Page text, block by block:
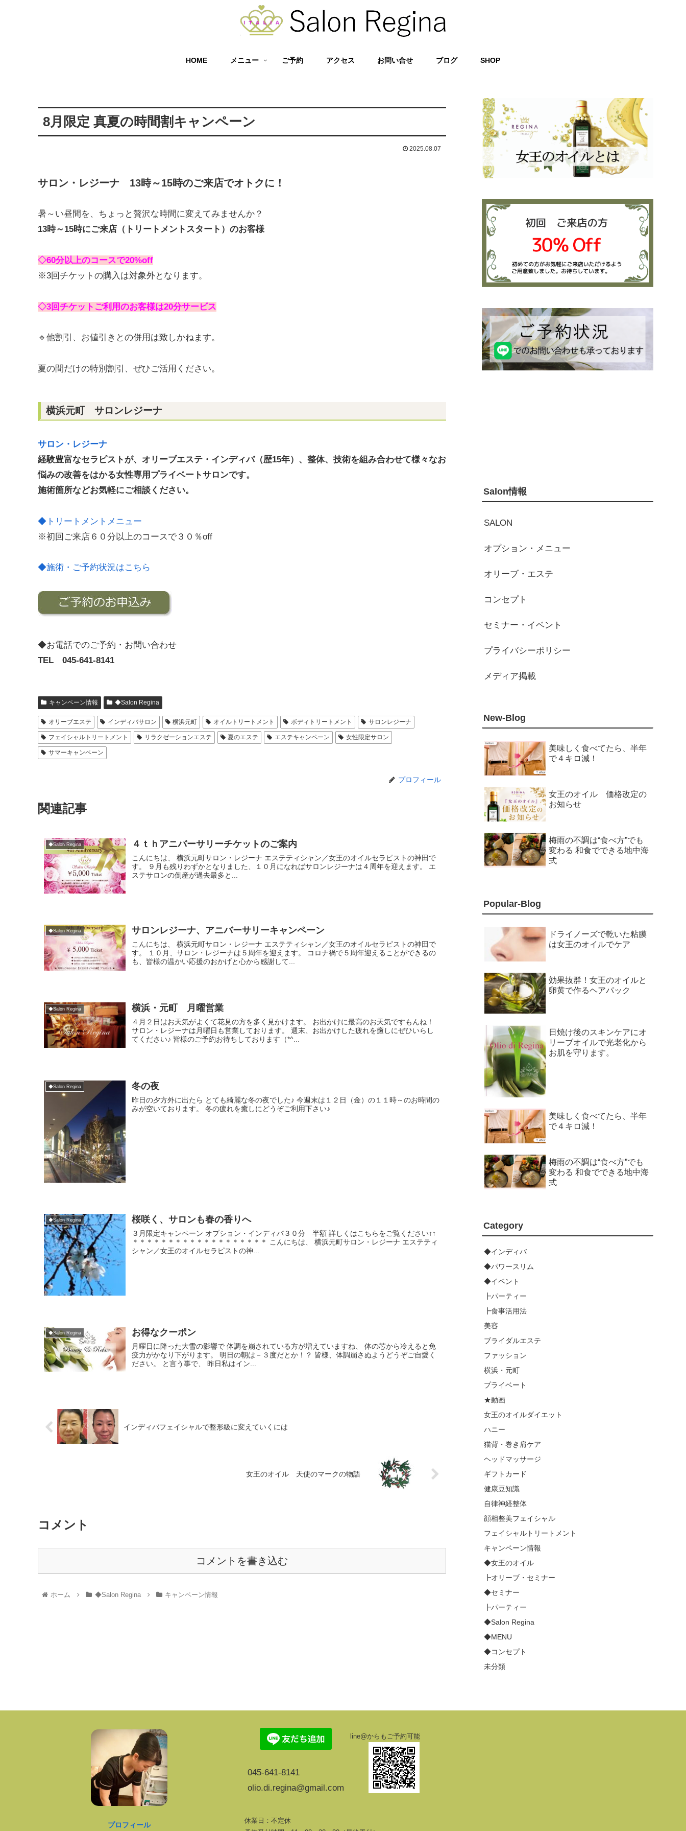
HOME メニュー ご予約 アクセス お問い合せ ブログ SHOP
8月限定 真夏の時間割キャンペーン
2025.08.07
サロン・レジーナ 13時～15時のご来店でオトクに！
暑～い昼間を、ちょっと贅沢な時間に変えてみませんか？
13時～15時にご来店（トリートメントスタート）のお客様
◇60分以上のコースで20%off
※3回チケットの購入は対象外となります。
◇3回チケットご利用のお客様は20分サービス
🔹他割引、お値引きとの併用は致しかねます。
夏の間だけの特別割引、ぜひご活用ください。
横浜元町 サロンレジーナ
サロン・レジーナ
経験豊富なセラピストが、オリーブエステ・インディバ（歴15年）、整体、技術を組み合わせて様々なお
悩みの改善をはかる女性専用プライベートサロンです。
施術箇所などお気軽にご相談ください。
◆トリートメントメニュー
※初回ご来店６０分以上のコースで３０％off
◆施術・ご予約状況はこちら
◆お電話でのご予約・お問い合わせ
TEL 045-641-8141
キャンペーン情報 ◆Salon Regina
オリーブエステ インディバサロン 横浜元町 オイルトリートメント ボディトリートメント サロンレジーナ
フェイシャルトリートメント リラクゼーションエステ 夏のエステ エステキャンペーン 女性限定サロン
サマーキャンペーン
プロフィール
関連記事
◆Salon Regina ４ｔｈアニバーサリーチケットのご案内
こんにちは、 横浜元町サロン・レジーナ エステティシャン／女王のオイルセラピストの神田で
す。 ９月も残りわずかとなりました、１０月になればサロンレジーナは４周年を迎えます。 エ
ステサロンの倒産が過去最多と...
◆Salon Regina サロンレジーナ、アニバーサリーキャンペーン
こんにちは、 横浜元町サロン・レジーナ エステティシャン／女王のオイルセラピストの神田で
す。 １０月、サロン・レジーナは５周年を迎えます。 コロナ禍で５周年迎えることができるの
も、皆様の温かい応援のおかげと心から感謝して...
◆Salon Regina 横浜・元町 月曜営業
４月２日はお天気がよくて花見の方を多く見かけます。 お出かけに最高のお天気ですもんね！
サロン・レジーナは月曜日も営業しております。 週末、お出かけした疲れを癒しにぜひいらし
てください♪ 皆様のご予約お待ちしております（*^...
◆Salon Regina 冬の夜
昨日の夕方外に出たら とても綺麗な冬の夜でした♪ 今週末は１２日（金）の１１時～のお時間の
みが空いております。 冬の疲れを癒しにどうぞご利用下さい♪
◆Salon Regina 桜咲く、サロンも春の香りへ
３月限定キャンペーン オプション・インディバ３０分 半額 詳しくはこちらをご覧ください↑↑
＊＊＊＊＊＊＊＊＊＊＊＊＊＊＊＊＊＊＊ こんにちは、 横浜元町サロン・レジーナ エステティ
シャン／女王のオイルセラピストの神...
◆Salon Regina お得なクーポン
月曜日に降った大雪の影響で 体調を崩されている方が増えていますね、 体の芯から冷えると免
疫力がかなり下がります。 明日の朝は－３度だとか！？ 皆様、体調崩さぬようどうぞご自愛く
ださい。 と言う事で、 昨日私はイン...
インディバフェイシャルで整形級に変えていくには
女王のオイル 天使のマークの物語
コメント
コメントを書き込む
ホーム ◆Salon Regina キャンペーン情報
Salon情報
SALON
オプション・メニュー
オリーブ・エステ
コンセプト
セミナー・イベント
プライバシーポリシー
メディア掲載
New-Blog
美味しく食べてたら、半年
で４キロ減！
女王のオイル 価格改定の
お知らせ
梅雨の不調は“食べ方”でも
変わる 和食でできる地中海
式
Popular-Blog
ドライノーズで乾いた粘膜
は女王のオイルでケア
効果抜群！女王のオイルと
卵黄で作るヘアパック
日焼け後のスキンケアにオ
リーブオイルで光老化から
お肌を守ります。
美味しく食べてたら、半年
で４キロ減！
梅雨の不調は“食べ方”でも
変わる 和食でできる地中海
式
Category
◆インディバ
◆パワースリム
◆イベント
┣パーティー
┣食事活用法
美容
ブライダルエステ
ファッション
横浜・元町
プライベート
★動画
女王のオイルダイエット
ハニー
猫背・巻き肩ケア
ヘッドマッサージ
ギフトカード
健康豆知識
自律神経整体
顔相整美フェイシャル
フェイシャルトリートメント
キャンペーン情報
◆女王のオイル
┣オリーブ・セミナー
◆セミナー
┣パーティー
◆Salon Regina
◆MENU
◆コンセプト
未分類
プロフィール
045-641-8141
olio.di.regina@gmail.com
line@からもご予約可能
休業日：不定休